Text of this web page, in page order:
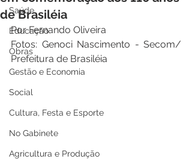
Saúde
Educação
Obras
Gestão e Economia
Social
Cultura, Festa e Esporte
No Gabinete
Agricultura e Produção
de Brasiléia
Por Fernando Oliveira
Fotos: Genoci Nascimento - Secom/
Prefeitura de Brasiléia